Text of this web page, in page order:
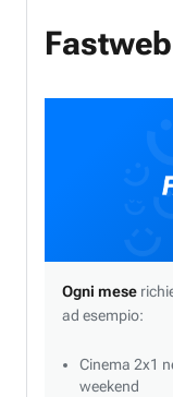
Ogni mese
ad esempio:
Cinema 2x1
weekend